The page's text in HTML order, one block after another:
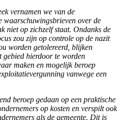
vernamen we van de
waarschuwingsbrieven over de
niet op zichzelf staat. Ondanks de
zou zijn op controle op de nazit
worden getolereerd, blijken
gebied hierdoor te worden
maken en mogelijk beroep
vanwege een
beroep gedaan op een praktische
op kosten en verspilt ook
als de gemeente. Dit is